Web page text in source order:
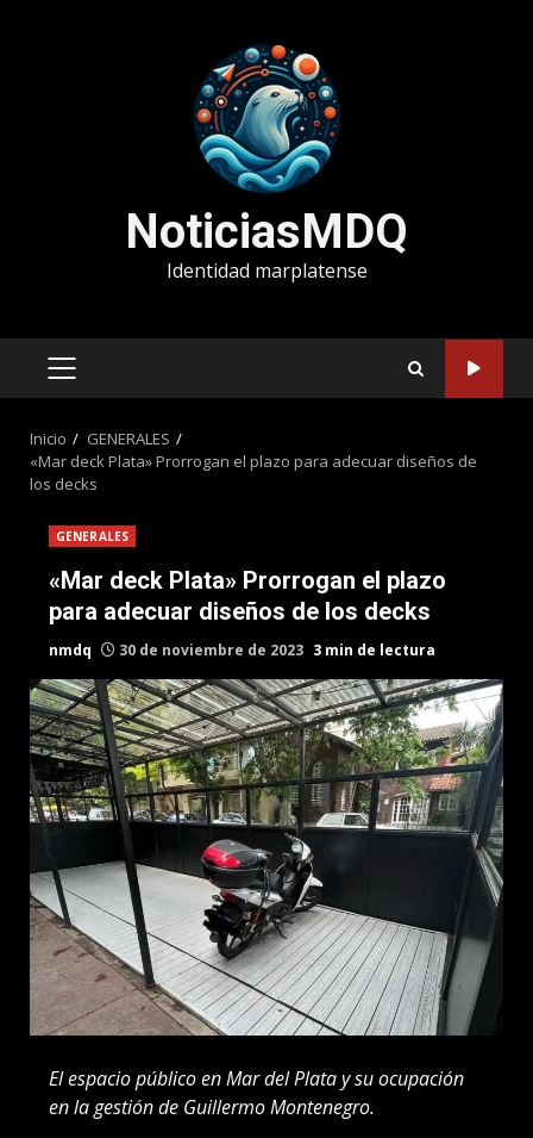
NoticiasMDQ
Identidad marplatense
MENÚ
Inicio
GENERALES
«Mar deck Plata» Prorrogan el plazo para adecuar diseños de
los decks
GENERALES
«Mar deck Plata» Prorrogan el plazo
para adecuar diseños de los decks
nmdq 30 de noviembre de 2023 3 min de lectura
El espacio público en Mar del Plata y su ocupación
en la gestión de Guillermo Montenegro.